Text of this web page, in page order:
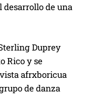
desarrollo de una
Duprey
Rico y se
afrxboricua
de danza